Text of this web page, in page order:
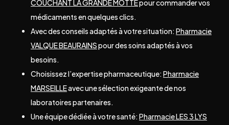
COUCHANT LA GRANDE MOTTEpour commander vos
médicaments en quelques clics.
Avec des conseils adaptés à votre situation: Pharmacie
VALQUE BEAURAINSpour des soins adaptés à vos
besoins.
Choisissez l’expertise pharmaceutique: Pharmacie
MARSEILLEavec une sélection exigeante de nos
laboratoires partenaires.
Une équipe dédiée à votre santé: Pharmacie LES 3 LYS